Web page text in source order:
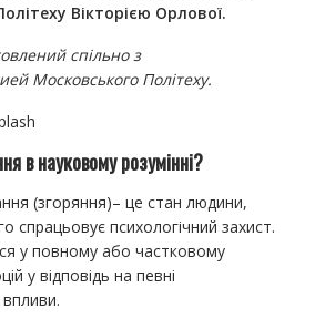
Вікторією Орлової.
спільно з
Московського Політеху.
в науковому розумінні?
(згоряння)– це стан людини,
спрацьовує психологічний захист.
у повному або частковому
у відповідь на певні